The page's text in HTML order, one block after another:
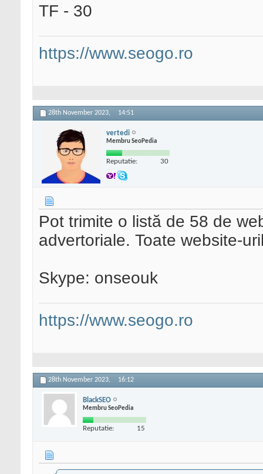
TF - 30
https://www.seogo.ro
28th November 2023, 14:51
vertedi
Membru SeoPedia
Reputatie: 30
Pot trimite o listă de 58 de
advertoriale. Toate website-
Skype: onseouk
https://www.seogo.ro
28th November 2023, 16:12
BlackSEO
Membru SeoPedia
Reputatie: 15